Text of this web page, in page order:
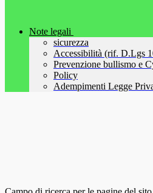
Note legali
sicurezza
Accessibilità (rif. D.Lgs
Prevenzione bullismo e
Policy
Adempimenti Legge